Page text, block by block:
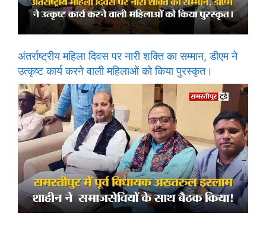
अंतर्राष्ट्रीय महिला दिवस पर नारी शक्ति का सम्मान, डीएम ने
उत्कृष्ट कार्य करने वाली महिलाओं को किया पुरस्कृत।